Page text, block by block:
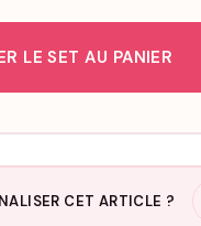
LE SET AU PANIER
CET ARTICLE ?